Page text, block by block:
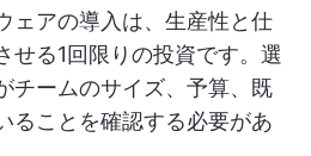
ェアの導入は、生産性と仕
せる1回限りの投資です。選
チームのサイズ、予算、既
ることを確認する必要があ